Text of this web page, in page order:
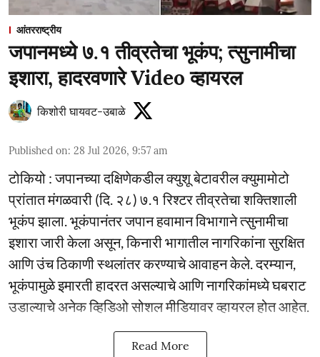
आंतरराष्ट्रीय
जपानमध्ये ७.१ तीव्रतेचा भूकंप; त्सुनामीचा
इशारा, हादरवणारे Video व्हायरल
किशोरी घायवट-उबाळे
Published on: 28 Jul 2026, 9:57 am
टोकियो : जपानच्या दक्षिणेकडील क्युशू बेटावरील क्युमामोटो
प्रांतात मंगळवारी (दि. २८) ७.१ रिश्टर तीव्रतेचा शक्तिशाली
भूकंप झाला. भूकंपानंतर जपान हवामान विभागाने त्सुनामीचा
इशारा जारी केला असून, किनारी भागातील नागरिकांना सुरक्षित
आणि उंच ठिकाणी स्थलांतर करण्याचे आवाहन केले. दरम्यान,
भूकंपामुळे इमारती हादरत असल्याचे आणि नागरिकांमध्ये घबराट
उडाल्याचे अनेक व्हिडिओ सोशल मीडियावर व्हायरल होत आहेत.
Read More